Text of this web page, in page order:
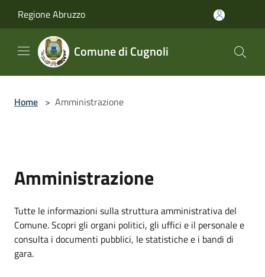
Regione Abruzzo
Comune di Cugnoli
Home > Amministrazione
Amministrazione
Tutte le informazioni sulla struttura amministrativa del
Comune. Scopri gli organi politici, gli uffici e il personale e
consulta i documenti pubblici, le statistiche e i bandi di
gara.